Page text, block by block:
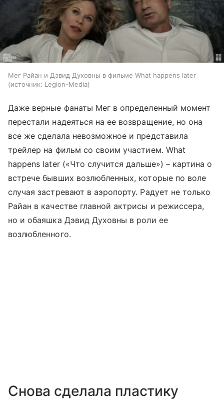
Мег Райан и Дэвид Духовны в фильме What happens later
источник: Legion-Media
Даже верные фанаты Мег в определенный момент
перестали надеяться на ее возвращение, но она
все же сделала невозможное и представила
трейлер на фильм со своим участием. What
happens later («Что случится дальше») – картина о
встрече бывших возлюбленных, которые по воле
случая застревают в аэропорту. Радует не только
Райан в качестве главной актрисы и режиссера,
но и обаяшка Дэвид Духовны в роли ее
возлюбленного.
Снова сделала пластику